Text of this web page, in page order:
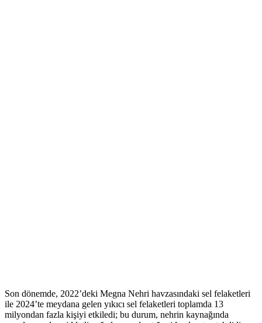
Son dönemde, 2022’deki Megna Nehri havzasındaki sel felaketleri
ile 2024’te meydana gelen yıkıcı sel felaketleri toplamda 13
milyondan fazla kişiyi etkiledi; bu durum, nehrin kaynağında